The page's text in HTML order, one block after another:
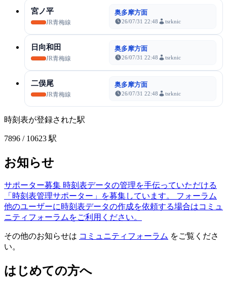
宮ノ平
JR青梅線
奥多摩方面
26/07/31 22:48 tsrknic
日向和田
JR青梅線
奥多摩方面
26/07/31 22:48 tsrknic
二俣尾
JR青梅線
奥多摩方面
26/07/31 22:48 tsrknic
時刻表が登録された駅
7896 / 10623 駅
お知らせ
サポーター募集 時刻表データの管理を手伝っていただける
「時刻表管理サポーター」を募集しています。
フォーラム
他のユーザーに時刻表データの作成を依頼する場合はコミュ
ニティフォーラムをご利用ください。
その他のお知らせは コミュニティフォーラム をご覧くださ
い。
はじめての方へ